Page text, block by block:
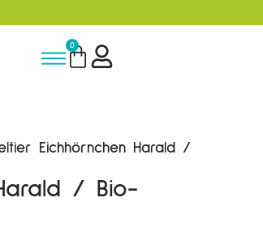
0
Eichhörnchen Harald /
/ Bio-